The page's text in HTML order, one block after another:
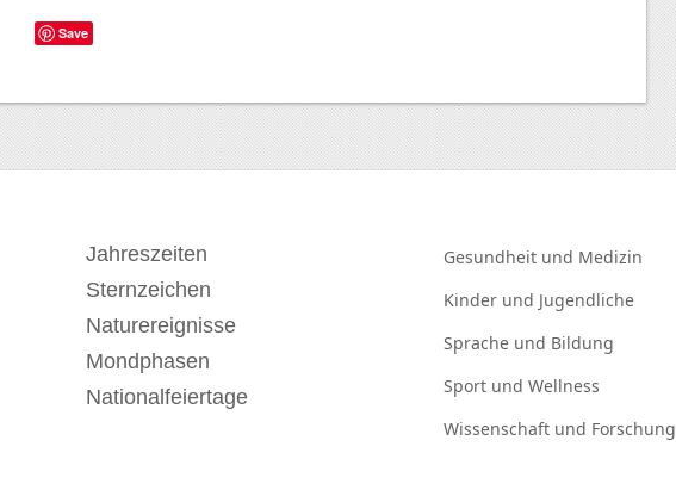
Save
Jahreszeiten
Sternzeichen
Naturereignisse
Mondphasen
Nationalfeiertage
Gesundheit und Medizin
Kinder und Jugendliche
Sprache und Bildung
Sport und Wellness
Wissenschaft und Forschung